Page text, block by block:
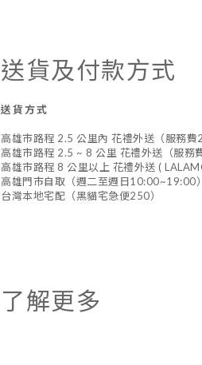
送貨及付款方式
送貨方式
高雄市路程 2.5 公里內 花禮外送（服務費
高雄市路程 2.5 ~ 8 公里 花禮外送（服務
高雄市路程 8 公里以上 花禮外送 (
高雄門市自取（週二至週日10:00~19:00）
台灣本地宅配（黑貓宅急便250）
了解更多